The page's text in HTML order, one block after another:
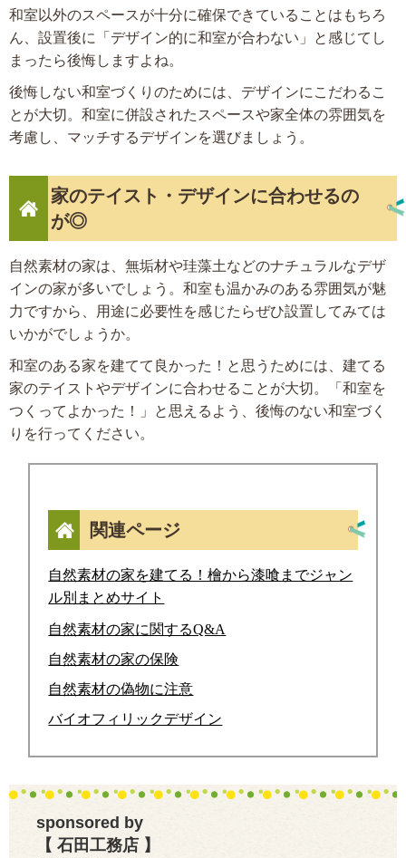
和室以外のスペースが十分に確保できていることはもちろ
ん、設置後に「デザイン的に和室が合わない」と感じてし
まったら後悔しますよね。
後悔しない和室づくりのためには、デザインにこだわるこ
とが大切。和室に併設されたスペースや家全体の雰囲気を
考慮し、マッチするデザインを選びましょう。
家のテイスト・デザインに合わせるの
が◎
自然素材の家は、無垢材や珪藻土などのナチュラルなデザ
インの家が多いでしょう。和室も温かみのある雰囲気が魅
力ですから、用途に必要性を感じたらぜひ設置してみては
いかがでしょうか。
和室のある家を建てて良かった！と思うためには、建てる
家のテイストやデザインに合わせることが大切。「和室を
つくってよかった！」と思えるよう、後悔のない和室づく
りを行ってください。
関連ページ
自然素材の家を建てる！檜から漆喰までジャン
ル別まとめサイト
自然素材の家に関するQ&A
自然素材の家の保険
自然素材の偽物に注意
バイオフィリックデザイン
sponsored by
【 石田工務店 】